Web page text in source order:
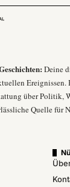
Deine
über Politik,
Quelle für